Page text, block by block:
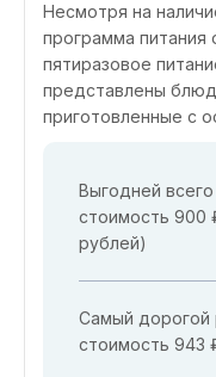
Несмотря на
программа питания
пятиразовое
представлены
приготовленные с
Выгодней
стоимость 900
рублей)
Самый дорогой
стоимость 943